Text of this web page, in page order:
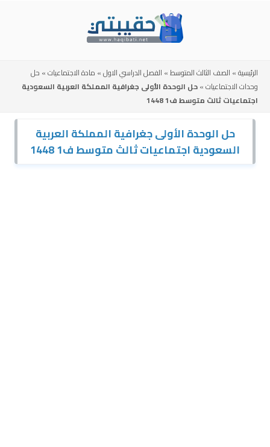
الرئيسية» الصف الثالث المتوسط» الفصل الدراسي الاول» مادة الاجتماعيات» حل
وحدات الاجتماعيات»حل الوحدة الأولى جغرافية المملكة العربية السعودية
اجتماعيات ثالث متوسط ف1 1448
حل الوحدة الأولى جغرافية المملكة العربية
السعودية اجتماعيات ثالث متوسط ف1 1448